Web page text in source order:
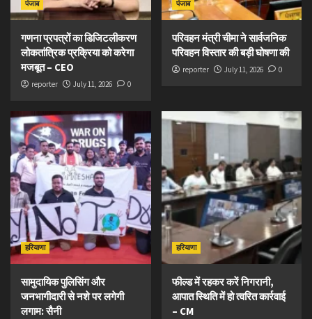
पंजाब
गणना प्रपत्रों का डिजिटलीकरण
लोकतांत्रिक प्रक्रिया को करेगा
मजबूत – CEO
reporter July 11, 2026 0
पंजाब
परिवहन मंत्री चीमा ने सार्वजनिक
परिवहन विस्तार की बड़ी घोषणा की
reporter July 11, 2026 0
हरियाणा
सामुदायिक पुलिसिंग और
जनभागीदारी से नशे पर लगेगी
लगाम: सैनी
हरियाणा
फील्ड में रहकर करें निगरानी,
आपात स्थिति में हो त्वरित कार्रवाई
– CM